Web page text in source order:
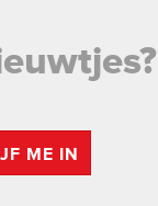
ME IN